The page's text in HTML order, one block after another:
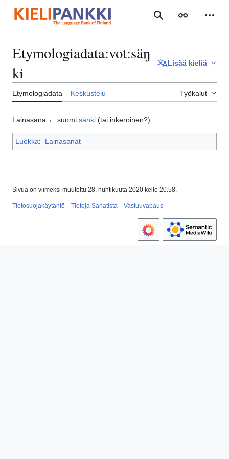
sisältöön
Haku Ulkoasu
Etymologiadata:vot:säŋ
ki
Lisää kieliä
Etymologiadata Keskustelu Työkalut
Lainasana ← suomi sänki (tai inkeroinen?)
Luokka: Lainasanat
Sivua on viimeksi muutettu 28. huhtikuuta 2020 kello 20.58.
Tietosuojakäytäntö Tietoja Sanatista Vastuuvapaus